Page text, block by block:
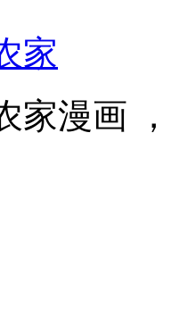
家
家漫画